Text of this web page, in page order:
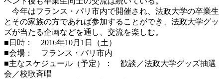
今年はフランス・パリ市内で開催され、法政大学の卒業生
とその家族の方であれば参加することができ、法政大学グッ
ズが当たる企画などを通し、交流を楽しむ。
■日時： 2016年10月1日（土）
■会場： フランス・パリ市内
■主なスケジュール（予定）： 歓談／法政大学グッズ抽選
会／校歌斉唱